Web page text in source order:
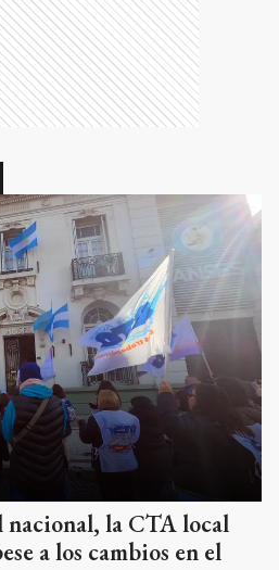
la CTA local
a los cambios en el